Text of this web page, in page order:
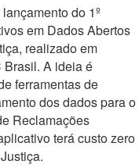
do 1º
em Dados Abertos
realizado em
Brasil. A ideia é
ferramentas de
dos dados para o
Reclamações
terá custo zero